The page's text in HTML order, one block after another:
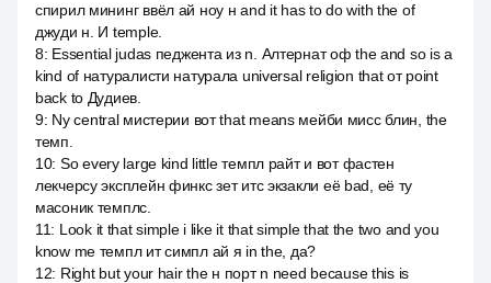
спирил мининг ввёл ай ноу н and it has to do with the of
джуди н. И temple.
8: Essential judas педжента из n. Алтернат оф the and so is a
kind of натуралисти натурала universal religion that от point
back to Дудиев.
9: Ny central мистерии вот that means мейби мисс блин, the
темп.
10: So every large kind little темпл райт и вот фастен
лекчерсу эксплейн финкс зет итс экзакли её bad, её ту
масоник темплс.
11: Look it that simple i like it that simple that the two and you
know me темпл ит симпл ай я in the, да?
12: Right but your hair the н порт n need because this is